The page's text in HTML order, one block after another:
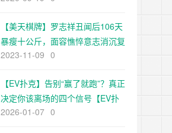
【美天棋牌】罗志祥丑闻后106天
暴瘦十公斤，面容憔悴意志消沉复
出还可能吗？
2023-11-09 0
【EV扑克】告别“赢了就跑”？真正
决定你该离场的四个信号【EV扑
克官网】
2026-01-07 0